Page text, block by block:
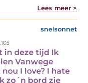
Lees meer >
snelsonnet
in deze tijd Ik
Vanwege
I love? I hate
zo´n bord zie